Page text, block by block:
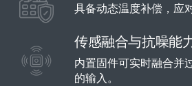
具备动态温度补偿，应
传感融合与抗噪能
内置固件可实时融合并
的输入。